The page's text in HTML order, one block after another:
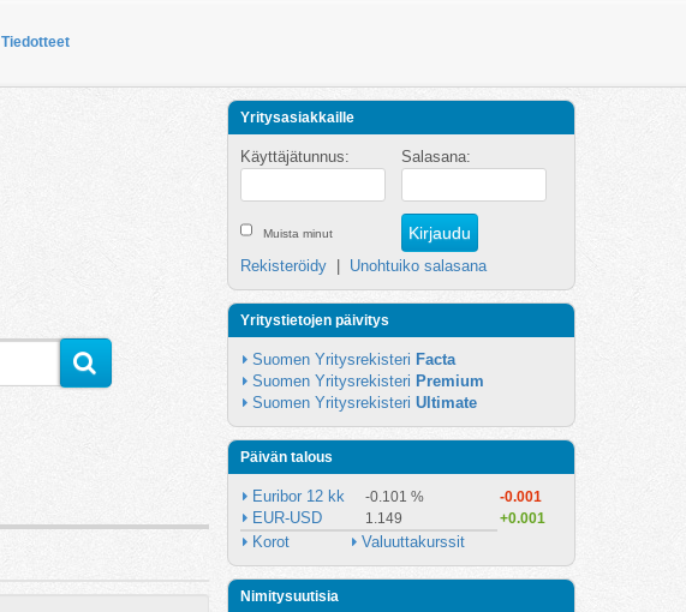
Tiedotteet
Yritysasiakkaille
Käyttäjätunnus: Salasana:
Muista minut
Rekisteröidy Unohtuiko salasana
Yritystietojen päivitys
Suomen Yritysrekisteri Facta
Suomen Yritysrekisteri Premium
Suomen Yritysrekisteri Ultimate
Päivän talous
Euribor 12 kk -0.101 % -0.001
EUR-USD 1.149 +0.001
Korot Valuuttakurssit
Nimitysuutisia